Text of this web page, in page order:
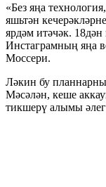
«Без яңа
яшьтән
ярдәм итәчәк.
Инстаграмның яңа
Моссери.
Ләкин бу
Мәсәлән, кеше
тикшерү алымы